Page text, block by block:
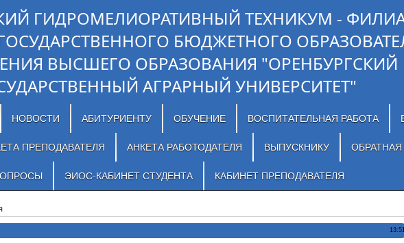
ГИДРОМЕЛИОРАТИВНЫЙ ТЕХНИКУМ -
БЮДЖЕТНОГО
ВЫСШЕГО ОБРАЗОВАНИЯ "ОРЕНБУРГСКИЙ
АГРАРНЫЙ УНИВЕРСИТЕТ"
НОВОСТИ АБИТУРИЕНТУ ОБУЧЕНИЕ ВОСПИТАТЕЛЬНАЯ РАБОТА
ПРЕПОДАВАТЕЛЯ АНКЕТА РАБОТОДАТЕЛЯ ВЫПУСКНИКУ ОБРАТНАЯ
ЭИОС-КАБИНЕТ СТУДЕНТА КАБИНЕТ ПРЕПОДАВАТЕЛЯ
13:51